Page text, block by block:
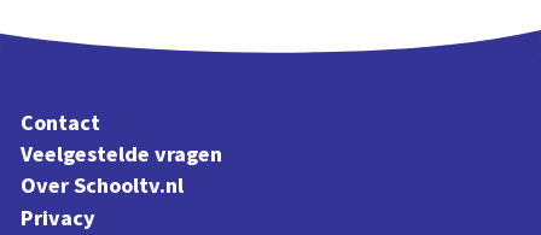
Contact
Veelgestelde vragen
Over Schooltv.nl
Privacy